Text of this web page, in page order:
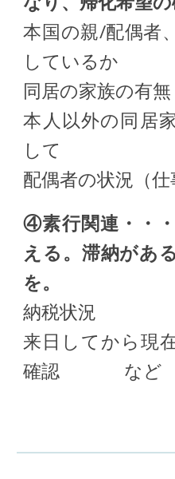
本国の親/配偶者
しているか
同居の家族の有無
本人以外の同居
して
配偶者の状況（
④素行関連・・
える。滞納があ
を。
納税状況
来日してから現
確認 など